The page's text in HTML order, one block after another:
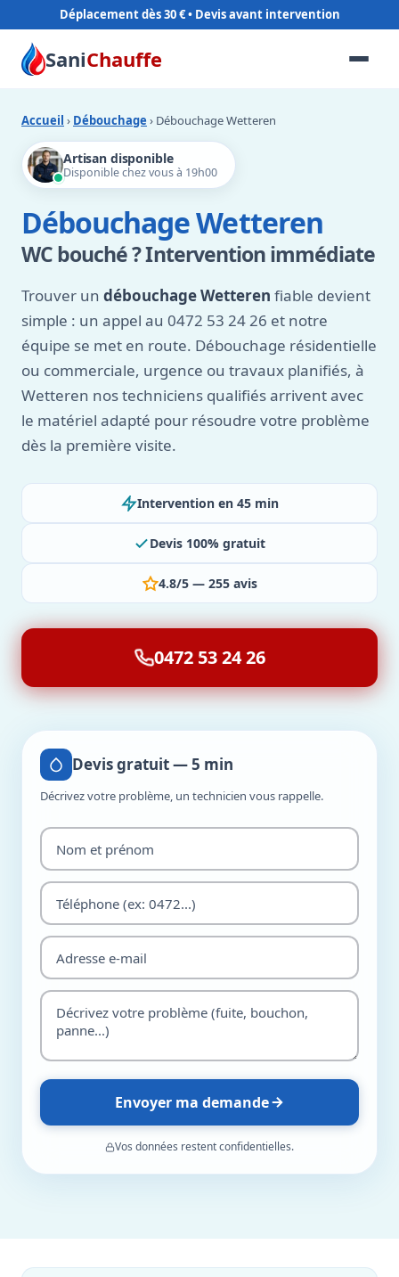
Déplacement dès 30 €
SaniChauffe
Accueil › Débouchage › Débouchage Wetteren
Artisan disponible
Disponible chez vous à 19h00
Débouchage Wetteren
WC bouché ? Intervention immédiate
Trouver un débouchage Wetteren fiable devient
simple : un appel au 0472 53 24 26 et notre
équipe se met en route. Débouchage résidentielle
ou commerciale, urgence ou travaux planifiés, à
Wetteren nos techniciens qualifiés arrivent avec
le matériel adapté pour résoudre votre problème
dès la première visite.
Intervention en 45 min
Devis 100% gratuit
4.8/5 — 255 avis
0472 53 24 26
Devis gratuit — 5 min
Décrivez votre problème, un technicien vous rappelle.
Envoyer ma demande
Vos données restent confidentielles.